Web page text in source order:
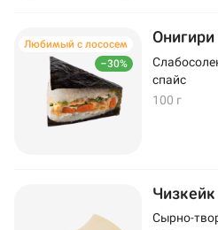
–30%
Любимый с лососем
спайс
100 г
Чизкейк
Сырно-